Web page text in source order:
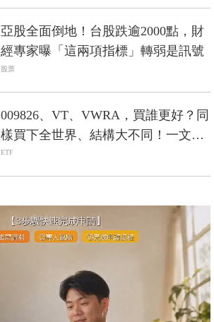
亞股全面倒地！台股跌逾2000點，財
經專家曝「這兩項指標」轉弱是訊號
股票
009826、VT、VWRA，買誰更好？同
樣買下全世界、結構大不同！一文完
整剖析
ETF